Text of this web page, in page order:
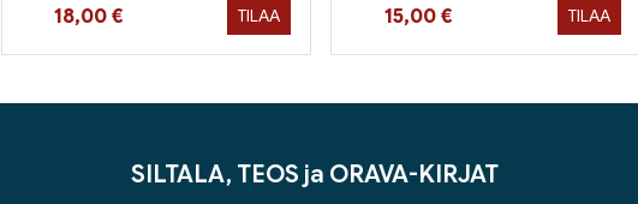
Hinta nyt
18,00 € TILAA Hinta nyt
15,00 € TILAA
SILTALA, TEOS ja ORAVA-KIRJAT